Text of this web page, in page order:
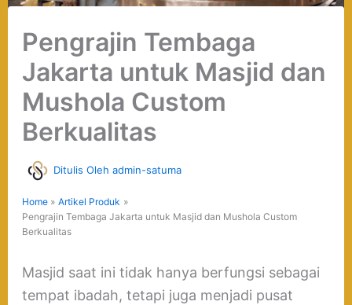
Pengrajin Tembaga
Jakarta untuk Masjid dan
Mushola Custom
Berkualitas
Ditulis Oleh admin-satuma
Home
Artikel Produk
Pengrajin Tembaga Jakarta untuk Masjid dan Mushola Custom
Berkualitas
Masjid saat ini tidak hanya berfungsi sebagai
tempat ibadah, tetapi juga menjadi pusat